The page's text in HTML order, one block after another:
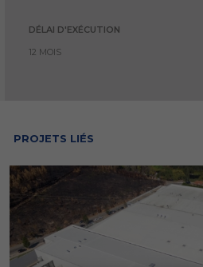
DÉLAI D'EXÉCUTION
12 MOIS
PROJETS LIÉS